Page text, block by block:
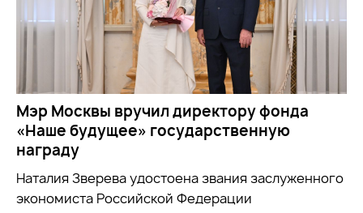
Мэр Москвы вручил директору фонда
«Наше будущее» государственную
награду
Наталия Зверева удостоена звания заслуженного
экономиста Российской Федерации